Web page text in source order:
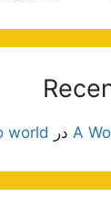
A در world!